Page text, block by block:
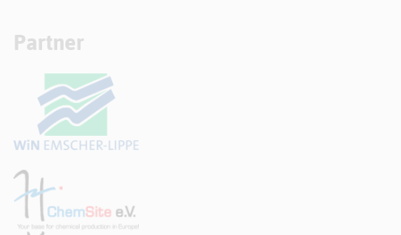
Partner